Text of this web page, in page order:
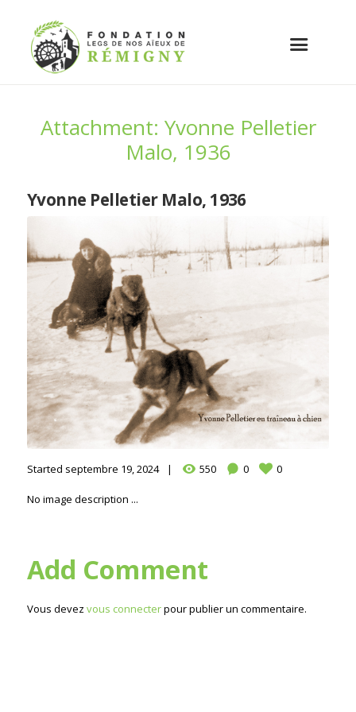
Attachment: Yvonne Pelletier
Malo, 1936
Yvonne Pelletier Malo, 1936
Started septembre 19, 2024 550 0 0
No image description ...
Add Comment
Vous devez vous connecterpour publier un commentaire.